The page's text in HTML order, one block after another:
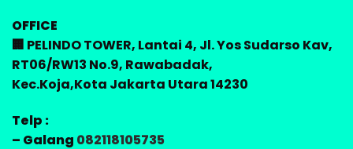
OFFICE
🏢 PELINDO TOWER, Lantai 4, Jl. Yos Sudarso Kav,
RT06/RW13 No.9, Rawabadak,
Kec.Koja,Kota Jakarta Utara 14230
Telp :
– Galang 082118105735